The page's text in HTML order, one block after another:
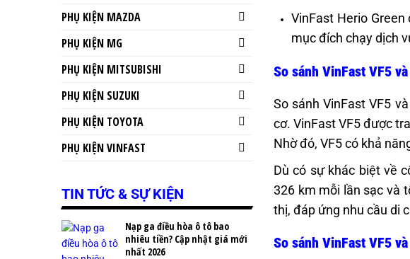
VinFast Herio
mục đích chạy dịch
So sánh VinFast VF5
So sánh VinFast VF5
cơ. VinFast VF5 được
Nhờ đó, VF5 có khả
Dù có sự khác biệt về
326 km mỗi lần sạc và
thị, đáp ứng nhu cầu di
So sánh VinFast VF5
PHỤ KIỆN MAZDA
PHỤ KIỆN MG
PHỤ KIỆN MITSUBISHI
PHỤ KIỆN SUZUKI
PHỤ KIỆN TOYOTA
PHỤ KIỆN VINFAST
TIN TỨC & SỰ KIỆN
Nạp ga điều hòa ô tô bao
nhiêu tiền? Cập nhật giá mới
nhất 2026